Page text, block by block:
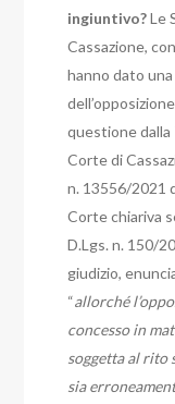
ingiuntivo?Le
Cassazione,
hanno dato
questione dalla
Corte di
n. 13556/2021
Corte chiariva
D.Lgs. n. 150/
giudizio,
“allorché
concesso in
soggetta al rito
sia